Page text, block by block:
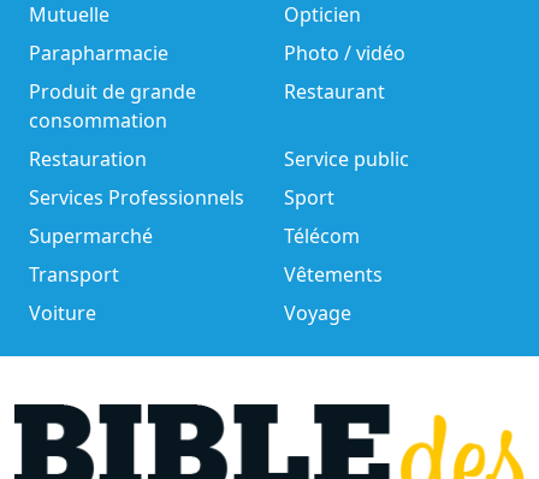
Mutuelle
Opticien
Parapharmacie
Photo / vidéo
Produit de grande
consommation
Restaurant
Restauration
Service public
Services Professionnels
Sport
Supermarché
Télécom
Transport
Vêtements
Voiture
Voyage